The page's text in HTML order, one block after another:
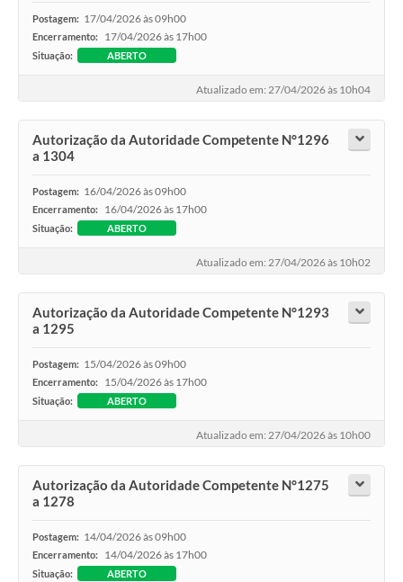
Postagem: 17/04/2026 às 09h00
Encerramento: 17/04/2026 às 17h00
Situação: ABERTO
Atualizado em: 27/04/2026 às 10h04
Autorização da Autoridade Competente N°1296
a 1304
Postagem: 16/04/2026 às 09h00
Encerramento: 16/04/2026 às 17h00
Situação: ABERTO
Atualizado em: 27/04/2026 às 10h02
Autorização da Autoridade Competente N°1293
a 1295
Postagem: 15/04/2026 às 09h00
Encerramento: 15/04/2026 às 17h00
Situação: ABERTO
Atualizado em: 27/04/2026 às 10h00
Autorização da Autoridade Competente N°1275
a 1278
Postagem: 14/04/2026 às 09h00
Encerramento: 14/04/2026 às 17h00
Situação: ABERTO